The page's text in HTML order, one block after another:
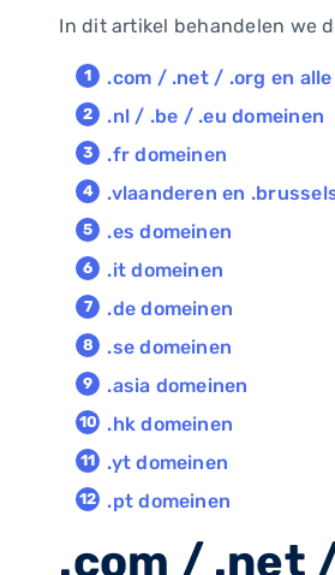
In dit artikel behandelen we
.com / .net / .org en
.nl / .be / .eu domeinen
.fr domeinen
.vlaanderen en
.es domeinen
.it domeinen
.de domeinen
.se domeinen
.asia domeinen
.hk domeinen
.yt domeinen
.pt domeinen
.com / .net